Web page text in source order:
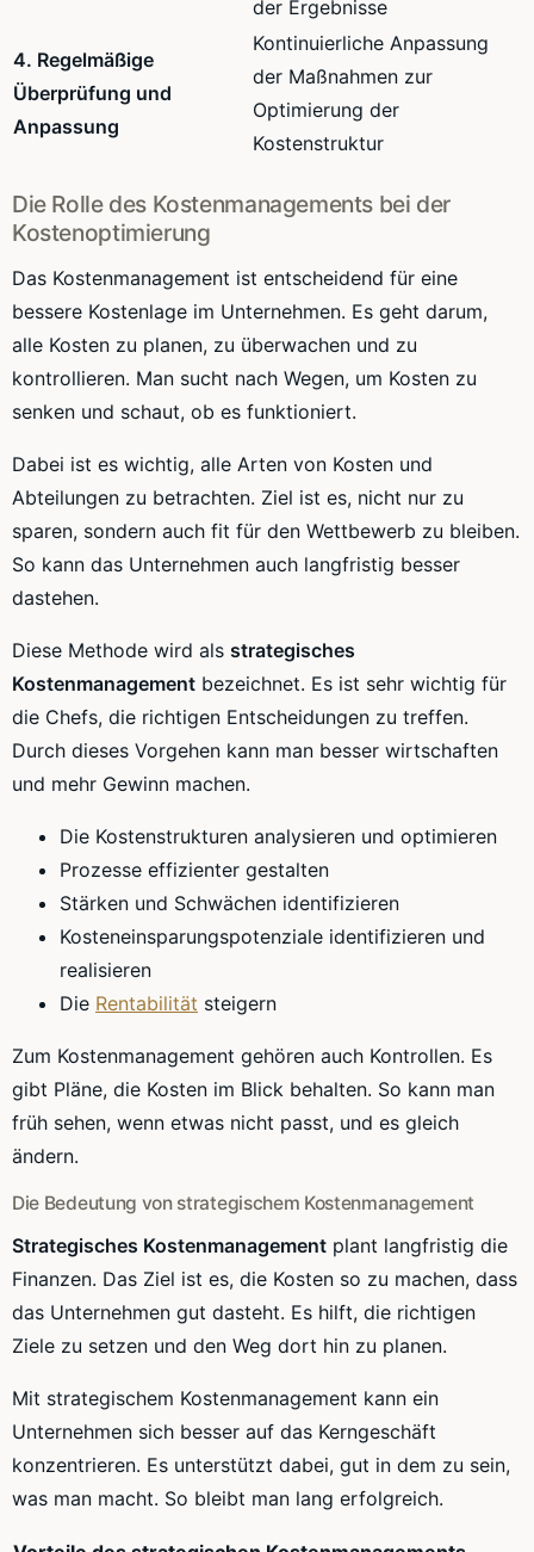
der Ergebnisse
4. Regelmäßige
Überprüfung und
Anpassung
Kontinuierliche Anpassung
der Maßnahmen zur
Optimierung der
Kostenstruktur
Die Rolle des Kostenmanagements bei der
Kostenoptimierung
Das Kostenmanagement ist entscheidend für eine
bessere Kostenlage im Unternehmen. Es geht darum,
alle Kosten zu planen, zu überwachen und zu
kontrollieren. Man sucht nach Wegen, um Kosten zu
senken und schaut, ob es funktioniert.
Dabei ist es wichtig, alle Arten von Kosten und
Abteilungen zu betrachten. Ziel ist es, nicht nur zu
sparen, sondern auch fit für den Wettbewerb zu bleiben.
So kann das Unternehmen auch langfristig besser
dastehen.
Diese Methode wird als strategisches
Kostenmanagement bezeichnet. Es ist sehr wichtig für
die Chefs, die richtigen Entscheidungen zu treffen.
Durch dieses Vorgehen kann man besser wirtschaften
und mehr Gewinn machen.
Die Kostenstrukturen analysieren und optimieren
Prozesse effizienter gestalten
Stärken und Schwächen identifizieren
Kosteneinsparungspotenziale identifizieren und
realisieren
Die Rentabilität steigern
Zum Kostenmanagement gehören auch Kontrollen. Es
gibt Pläne, die Kosten im Blick behalten. So kann man
früh sehen, wenn etwas nicht passt, und es gleich
ändern.
Die Bedeutung von strategischem Kostenmanagement
Strategisches Kostenmanagement plant langfristig die
Finanzen. Das Ziel ist es, die Kosten so zu machen, dass
das Unternehmen gut dasteht. Es hilft, die richtigen
Ziele zu setzen und den Weg dort hin zu planen.
Mit strategischem Kostenmanagement kann ein
Unternehmen sich besser auf das Kerngeschäft
konzentrieren. Es unterstützt dabei, gut in dem zu sein,
was man macht. So bleibt man lang erfolgreich.